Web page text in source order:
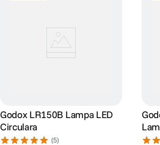
Godox LR150B Lampa LED
Circulara
(5)